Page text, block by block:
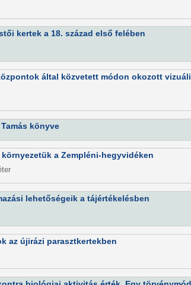
kertek a 18. század első felében
által közvetett módon okozott
könyve
a Zempléni-hegyvidéken
lehetőségeik a tájértékelésben
az újirázi parasztkertekben